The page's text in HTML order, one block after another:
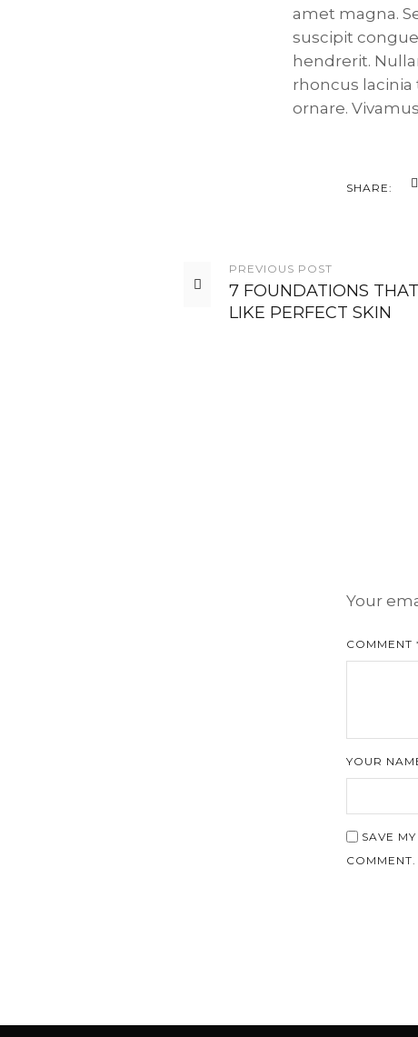
amet magna.
suscipit
hendrerit.
rhoncus
ornare.
SHARE:
PREVIOUS POST
7 FOUNDATIONS
LIKE PERFECT SKIN
Your
COMMENT
YOUR
SAVE
COMMENT.